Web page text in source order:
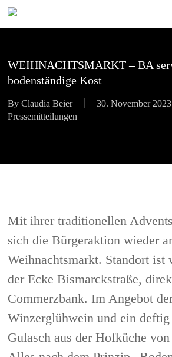
Skip
main
WEIHNACHTSMARKT – BA
bodenständige Kost
By Claudia Beier 30. November 2023
Pressemitteilungen
Mit ihrer traditionellen
sich die Bürgeraktion wieder
Weihnachtsmarkt. Standort ist
der Ecke Bismarckstraße,
Commerzbank. Im Angebot
Winzerglühwein und ein
Gulasch aus der Hofküche